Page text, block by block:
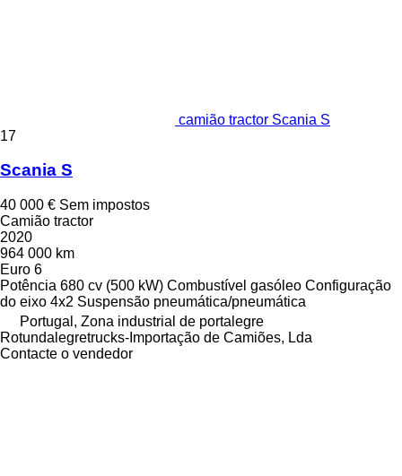
camião tractor Scania S
17
Scania S
40 000 € Sem impostos
Camião tractor
2020
964 000 km
Euro 6
Potência 680 cv (500 kW) Combustível gasóleo Configuração
do eixo 4x2 Suspensão pneumática/pneumática
Portugal, Zona industrial de portalegre
Rotundalegretrucks-Importação de Camiões, Lda
Contacte o vendedor